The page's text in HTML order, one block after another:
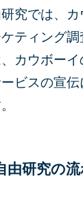
究では、
ティング調
カウボー
ビスの宣
由研究の